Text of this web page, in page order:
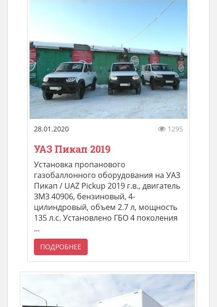
28.01.2020 1295
УАЗ Пикап 2019
Установка пропанового
газобаллонного оборудования на УАЗ
Пикап / UAZ Pickup 2019 г.в., двигатель
ЗМЗ 40906, бензиновый, 4-
цилиндровый, объем 2.7 л, мощность
135 л.с. Установлено ГБО 4 поколения
...
ПОДРОБНЕЕ